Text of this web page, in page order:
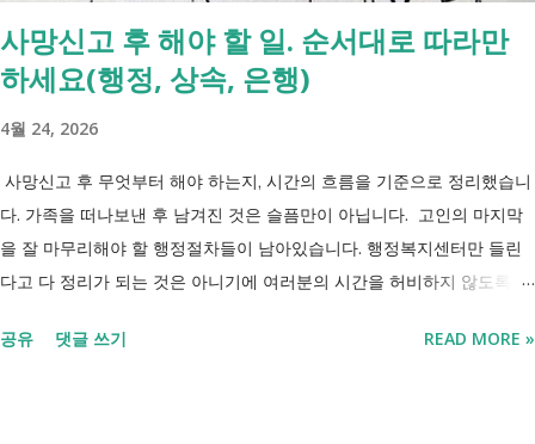
사망신고 후 해야 할 일. 순서대로 따라만
하세요(행정, 상속, 은행)
4월 24, 2026
사망신고 후 무엇부터 해야 하는지, 시간의 흐름을 기준으로 정리했습니
다. 가족을 떠나보낸 후 남겨진 것은 슬픔만이 아닙니다. 고인의 마지막
을 잘 마무리해야 할 행정절차들이 남아있습니다. 행정복지센터만 들린
다고 다 정리가 되는 것은 아니기에 여러분의 시간을 허비하지 않도록 정
처리까지 이 흐름만 따라가시면 됩니다. 장례 후 행정 절차 타임라인 장
공유 댓글 쓰기 READ MORE »